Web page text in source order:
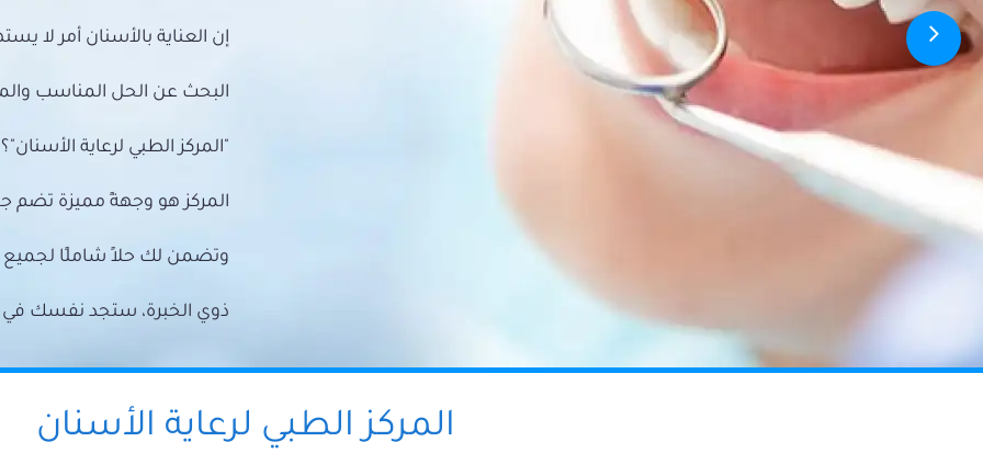
إن العناية بالأسنان أمر لا
البحث عن الحل المناسب
"المركز الطبي لرعاية الأسنان"؟
المركز هو وجهةً مميزة تضم
وتضمن لك حلاً شاملًا
ذوي الخبرة، ستجد نفسك في
المركز الطبي لرعاية الأسنان